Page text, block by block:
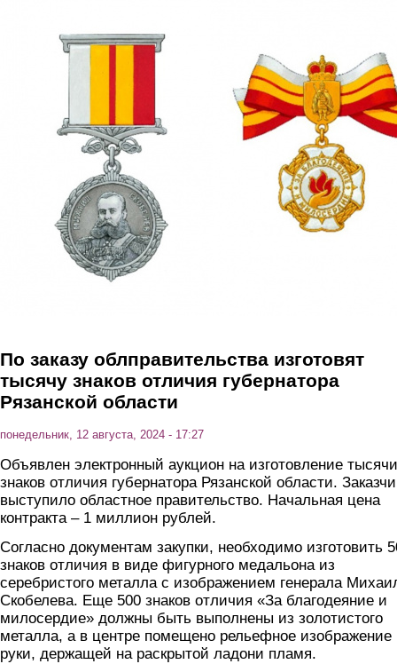
По заказу облправительства изготовят
тысячу знаков отличия губернатора
Рязанской области
понедельник, 12 августа, 2024 - 17:27
Объявлен электронный аукцион на изготовление тысячи
знаков отличия губернатора Рязанской области.
выступило областное правительство. Начальная цена
контракта – 1 миллион рублей.
Согласно документам закупки, необходимо изготовить
знаков отличия в виде фигурного медальона из
серебристого металла с изображением генерала
Скобелева. Еще 500 знаков отличия «За благодеяние и
милосердие» должны быть выполнены из золотистого
металла, а в центре помещено рельефное изображение
руки, держащей на раскрытой ладони пламя.